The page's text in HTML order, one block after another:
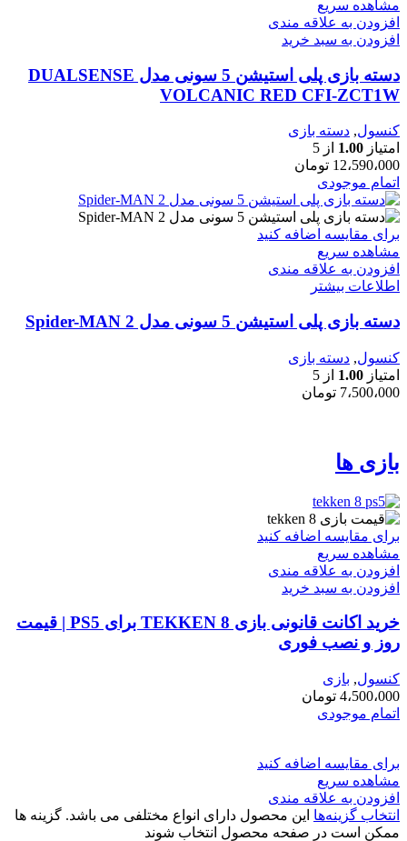
مشاهده سریع
افزودن به علاقه مندی
افزودن به سبد خرید
دسته بازی پلی استیشن 5 سونی مدل DUALSENSE
VOLCANIC RED CFI-ZCT1W
کنسول, دسته بازی
امتیاز 1.00 از 5
12،590،000 تومان
اتمام موجودی
برای مقایسه اضافه کنید
مشاهده سریع
افزودن به علاقه مندی
اطلاعات بیشتر
دسته بازی پلی استیشن 5 سونی مدل Spider-MAN 2
کنسول, دسته بازی
امتیاز 1.00 از 5
7،500،000 تومان
بازی ها
برای مقایسه اضافه کنید
مشاهده سریع
افزودن به علاقه مندی
افزودن به سبد خرید
خرید اکانت قانونی بازی TEKKEN 8 برای PS5 | قیمت
روز و نصب فوری
کنسول, بازی
4،500،000 تومان
اتمام موجودی
برای مقایسه اضافه کنید
مشاهده سریع
افزودن به علاقه مندی
انتخاب گزینه‌ها این محصول دارای انواع مختلفی می باشد. گزینه ها
ممکن است در صفحه محصول انتخاب شوند